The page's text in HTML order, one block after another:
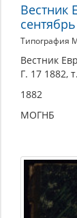
Вестник
сентябрь
Типография
Вестник
Г. 17 1882,
1882
МОГНБ